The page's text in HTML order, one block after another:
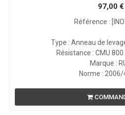
97,00€
Référence :
Type : Anneau de
Résistance : CMU
Marque :
Norme : 2006/